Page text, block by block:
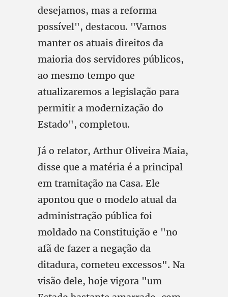
desejamos, mas a reforma
possível", destacou. "Vamos
manter os atuais direitos da
maioria dos servidores públicos,
ao mesmo tempo que
atualizaremos a legislação para
permitir a modernização do
Estado", completou.
Já o relator, Arthur Oliveira Maia,
disse que a matéria é a principal
em tramitação na Casa. Ele
apontou que o modelo atual da
administração pública foi
moldado na Constituição e "no
afã de fazer a negação da
ditadura, cometeu excessos". Na
visão dele, hoje vigora "um